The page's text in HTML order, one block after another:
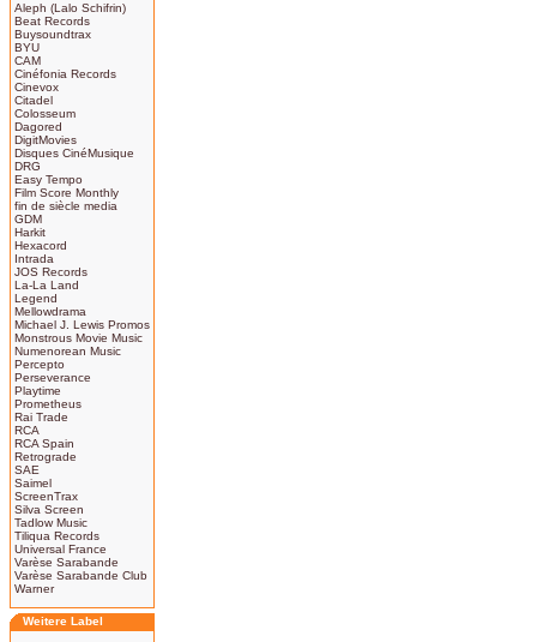
Aleph (Lalo Schifrin)
Beat Records
Buysoundtrax
BYU
CAM
Cinéfonia Records
Cinevox
Citadel
Colosseum
Dagored
DigitMovies
Disques CinéMusique
DRG
Easy Tempo
Film Score Monthly
fin de siècle media
GDM
Harkit
Hexacord
Intrada
JOS Records
La-La Land
Legend
Mellowdrama
Michael J. Lewis Promos
Monstrous Movie Music
Numenorean Music
Percepto
Perseverance
Playtime
Prometheus
Rai Trade
RCA
RCA Spain
Retrograde
SAE
Saimel
ScreenTrax
Silva Screen
Tadlow Music
Tiliqua Records
Universal France
Varèse Sarabande
Varèse Sarabande Club
Warner
Weitere Label